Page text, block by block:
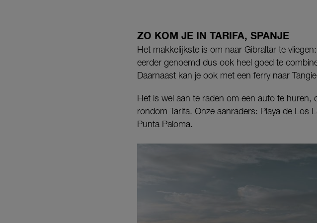
ZO KOM JE IN TARIFA, SPANJE
Het makkelijkste is om naar Gibraltar te
eerder genoemd dus ook heel goed te
Daarnaast kan je ook met een ferry naar
Het is wel aan te raden om een auto te huren,
rondom Tarifa. Onze aanraders: Playa de Los
Punta Paloma.